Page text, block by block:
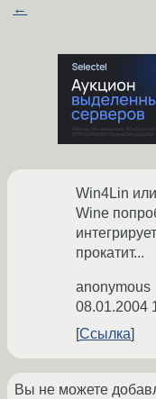
←
Win4Lin
Wine
прокатит...
anonymous
08.01.2004
Ссылка
Вы не можете